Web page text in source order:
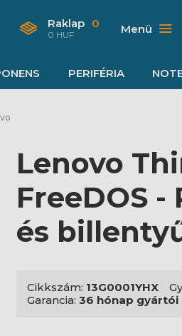
Raklap 0
0 HUF Menü
PERIFÉRIA
Lenovo
FreeDOS -
és
Cikkszám: 13G0001YHX
Garancia: 36 hónap gyártói